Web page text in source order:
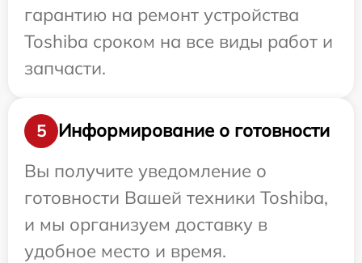
гарантию на ремонт устройства
Toshiba сроком на все виды работ и
запчасти.
5
Информирование о готовности
Вы получите уведомление о
готовности Вашей техники Toshiba,
и мы организуем доставку в
удобное место и время.